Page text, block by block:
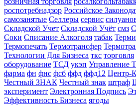
роспотребнадзор Российское
самозанятые Селлеры сервис
Складской Учет Складской Учёт смз
Соки Списание Алкоголя табак
Термопечать Термотрансфер
Технологии Для Бизнеса ткс торговля
оборудование ТСД укэп Управление
фарма фн фнс фсб ффд ффд12 Центр-
Честный ЗНАК Честный знак штраф
эксперимент Электронная Подпись
Эффективность Бизнеса ягоды